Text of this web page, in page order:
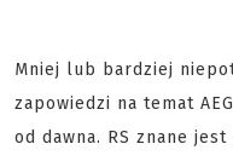
Mniej lub bardziej
zapowiedzi na temat AEG
od dawna. RS znane